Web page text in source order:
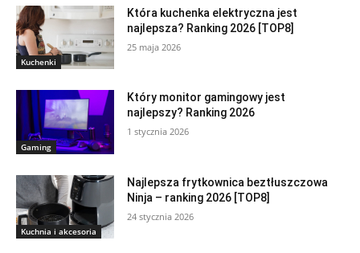
Kuchenki
Która kuchenka elektryczna jest
najlepsza? Ranking 2026 [TOP8]
25 maja 2026
Gaming
Który monitor gamingowy jest
najlepszy? Ranking 2026
1 stycznia 2026
Kuchnia i akcesoria
Najlepsza frytkownica beztłuszczowa
Ninja – ranking 2026 [TOP8]
24 stycznia 2026